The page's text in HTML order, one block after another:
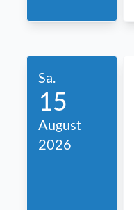
Sa.
15
August
2026